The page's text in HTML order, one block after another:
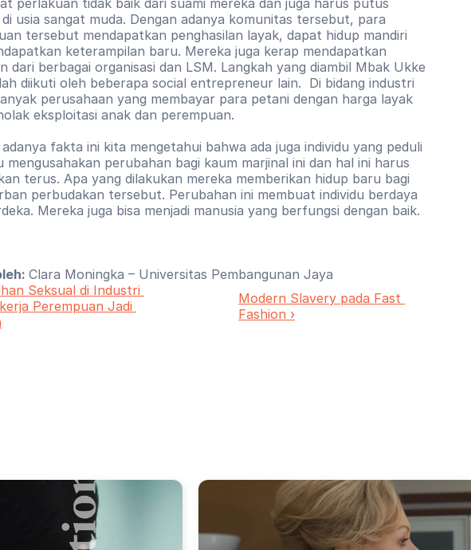
perlakuan tidak baik dari suami mereka dan juga harus putus
usia sangat muda. Dengan adanya komunitas tersebut, para
tersebut mendapatkan penghasilan layak, dapat hidup mandiri
keterampilan baru. Mereka juga kerap mendapatkan
dari berbagai organisasi dan LSM. Langkah yang diambil Mbak Ukke
diikuti oleh beberapa social entrepreneur lain.  Di bidang industri
perusahaan yang membayar para petani dengan harga layak
eksploitasi anak dan perempuan.
fakta ini kita mengetahui bahwa ada juga individu yang peduli
mengusahakan perubahan bagi kaum marjinal ini dan hal ini harus
terus. Apa yang dilakukan mereka memberikan hidup baru bagi
perbudakan tersebut. Perubahan ini membuat individu berdaya
Mereka juga bisa menjadi manusia yang berfungsi dengan baik.
Clara Moningka – Universitas Pembangunan Jaya
Seksual di Industri
Perempuan Jadi
Modern Slavery pada Fast
Fashion ›